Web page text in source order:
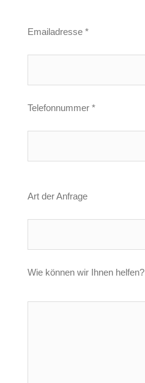
Emailadresse *
Telefonnummer *
Art der Anfrage
Wie können wir Ihnen helfen?